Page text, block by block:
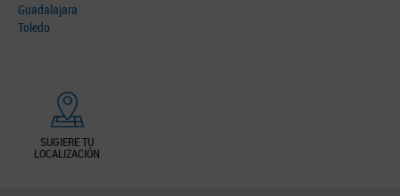
Guadalajara
Toledo
SUGIERE TU
LOCALIZACIÓN